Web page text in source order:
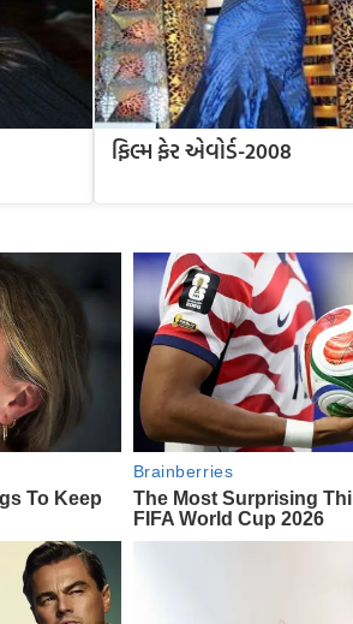
ફિલ્મ ફેર એવોર્ડ-2008